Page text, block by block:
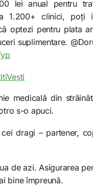
lei anual pentru
1.200+ clinici, poți
optezi pentru plata
suplimentare.
medicală din
s-o apuci.
dragi – partener,
de azi. Asigurarea
bine împreună.